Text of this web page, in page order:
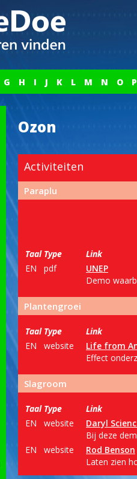
G H I J K L M N O P
Ozon
Activiteiten
Paraplu
Taal Type
Link
EN
pdf
UNEP
Demo
Plantengroei
Taal Type
Link
EN
website
Life from
Effect
Slagroom
Taal Type
Link
EN
website
Daryl
Bij deze
EN
website
Rod Benson
Laten zien